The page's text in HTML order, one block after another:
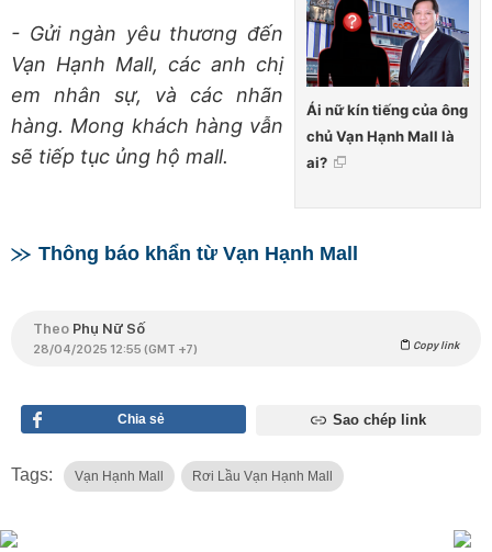
Ái nữ kín tiếng của ông
chủ Vạn Hạnh Mall là
ai?
- Gửi ngàn yêu thương đến
Vạn Hạnh Mall, các anh chị
em nhân sự, và các nhãn
hàng. Mong khách hàng vẫn
sẽ tiếp tục ủng hộ mall.
Thông báo khẩn từ Vạn Hạnh Mall
Theo Phụ Nữ Số
28/04/2025 12:55 (GMT +7) Copy link
Chia sẻ Sao chép link
Tags: Vạn Hạnh Mall Rơi Lầu Vạn Hạnh Mall